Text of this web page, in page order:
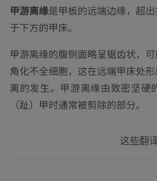
甲游离缘是甲板的远端边缘，超
于下方的甲床。
甲游离缘的腹侧面略呈锯齿状，
角化不全细胞，这在远端甲床处
离的发生。甲游离缘由致密坚硬
（趾）甲时通常被剪除的部分。
这些翻